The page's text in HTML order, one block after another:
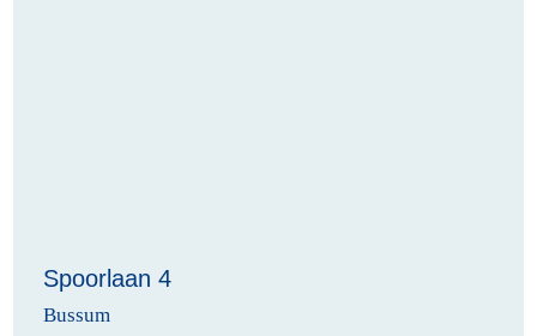
Spoorlaan 4
Bussum